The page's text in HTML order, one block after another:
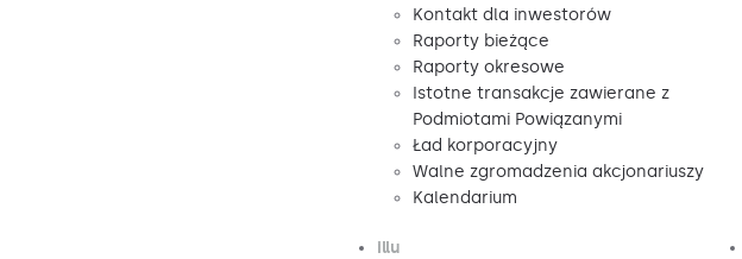
Kontakt dla inwestorów
Raporty bieżące
Raporty okresowe
Istotne transakcje zawierane z
Podmiotami Powiązanymi
Ład korporacyjny
Walne zgromadzenia akcjonariuszy
Kalendarium
illu